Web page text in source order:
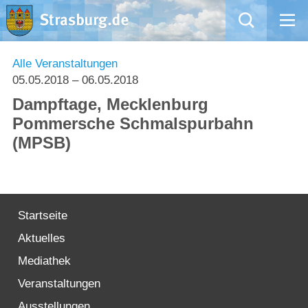
Mängelmeldung
Rathaus
Willkommen in Strasburg (Uckermark)
Alle Veranstaltungen
05.05.2018 – 06.05.2018
Dampftage, Mecklenburg
Pommersche Schmalspurbahn
(MPSB)
Startseite
Aktuelles
Mediathek
Veranstaltungen